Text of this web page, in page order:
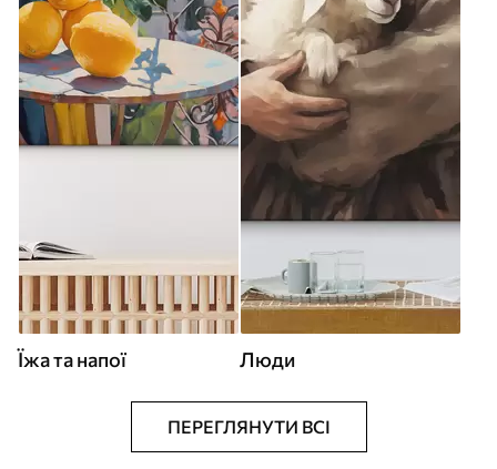
Їжа та напої Люди
ПЕРЕГЛЯНУТИ ВСІ